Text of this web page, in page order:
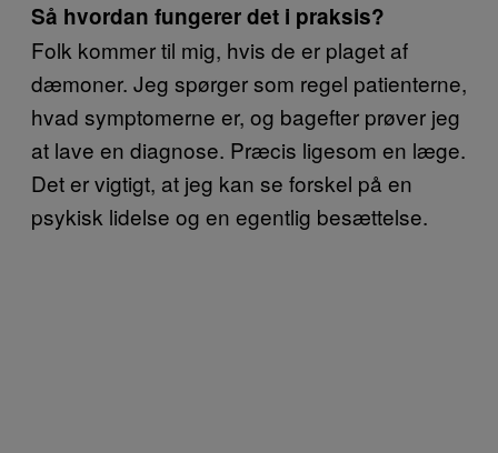
Så hvordan fungerer det i praksis?
Folk kommer til mig, hvis de er plaget af
dæmoner. Jeg spørger som regel patienterne,
hvad symptomerne er, og bagefter prøver jeg
at lave en diagnose. Præcis ligesom en læge.
Det er vigtigt, at jeg kan se forskel på en
psykisk lidelse og en egentlig besættelse.